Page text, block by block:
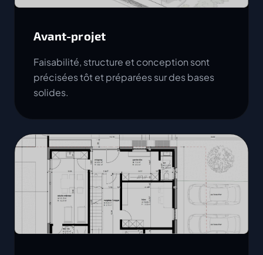
Avant-projet
Faisabilité, structure et conception sont
précisées tôt et préparées sur des bases
solides.